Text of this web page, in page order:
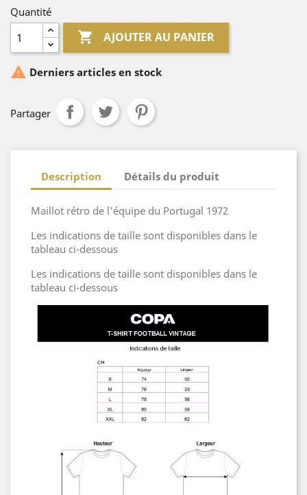
Quantité
 AJOUTER AU PANIER
 Derniers articles en stock
Partager
Description Détails du produit
Maillot rétro de l'équipe du Portugal 1972
Les indications de taille sont disponibles dans le
tableau ci-dessous
Les indications de taille sont disponibles dans le
tableau ci-dessous